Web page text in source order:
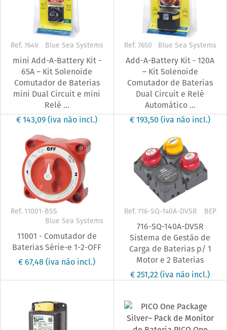
Ref. 7649 Blue Sea Systems
mini Add-A-Battery Kit -
65A – Kit Solenoide
Comutador de Baterias
mini Dual Circuit e mini
Relé ...
€ 143,09(iva não incl.)
Ref. 7650 Blue Sea Systems
Add-A-Battery Kit - 120A
– Kit Solenoide
Comutador de Baterias
Dual Circuit e Relé
Automático ...
€ 193,50(iva não incl.)
Ref. 11001-BSS
Blue Sea Systems
11001 - Comutador de
Baterias Série-e 1-2-OFF
€ 67,48(iva não incl.)
Ref. 716-SQ-140A-DVSR BEP
716-SQ-140A-DVSR
Sistema de Gestão de
Carga de Baterias p/ 1
Motor e 2 Baterias
€ 251,22(iva não incl.)